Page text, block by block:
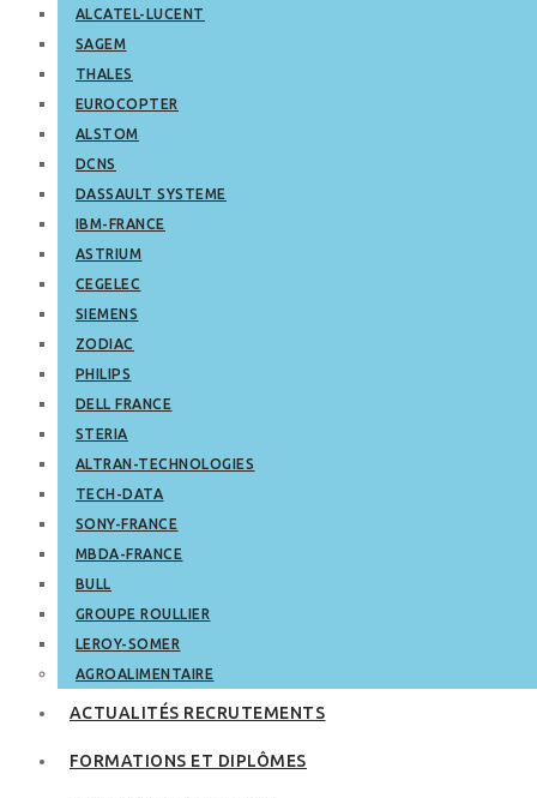
ALCATEL-LUCENT
SAGEM
THALES
EUROCOPTER
ALSTOM
DCNS
DASSAULT SYSTEME
IBM-FRANCE
ASTRIUM
CEGELEC
SIEMENS
ZODIAC
PHILIPS
DELL FRANCE
STERIA
ALTRAN-TECHNOLOGIES
TECH-DATA
SONY-FRANCE
MBDA-FRANCE
BULL
GROUPE ROULLIER
LEROY-SOMER
AGROALIMENTAIRE
ACTUALITÉS RECRUTEMENTS
FORMATIONS ET DIPLÔMES